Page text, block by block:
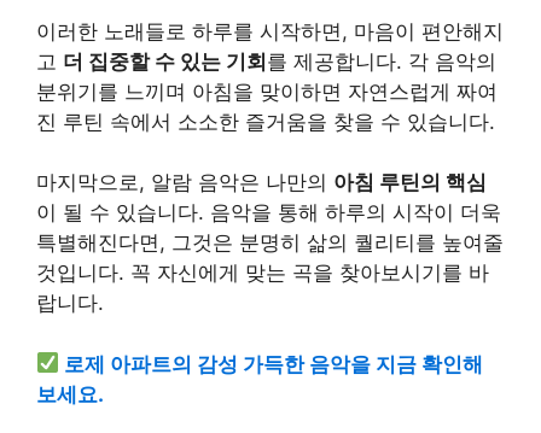
이러한 노래들로 하루를 시작하면, 마음이 편안해지
고 더 집중할 수 있는 기회를 제공합니다. 각 음악의
분위기를 느끼며 아침을 맞이하면 자연스럽게 짜여
진 루틴 속에서 소소한 즐거움을 찾을 수 있습니다.
마지막으로, 알람 음악은 나만의 아침 루틴의 핵심
이 될 수 있습니다. 음악을 통해 하루의 시작이 더욱
특별해진다면, 그것은 분명히 삶의 퀄리티를 높여줄
것입니다. 꼭 자신에게 맞는 곡을 찾아보시기를 바
랍니다.
로제 아파트의 감성 가득한 음악을 지금 확인해
보세요.